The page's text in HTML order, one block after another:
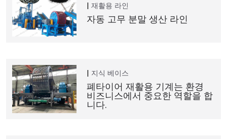
재활용 라인
자동 고무 분말 생산 라인
지식 베이스
폐타이어 재활용 기계는 환경
비즈니스에서 중요한 역할을 합
니다.